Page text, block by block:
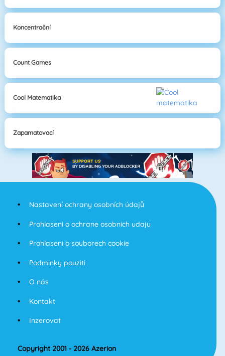
Koncentrační
Count Games
Cool Matematika
Zapamatovací
Nastavení ochrany osobních údajů
Prohlaseni o ochrane osobnich udaju
Prohlaseni o souborech cookie
Podminky pouziti
O nás
Kontakt
Inzerovat
Copyright 2001 - 2026 Azerion